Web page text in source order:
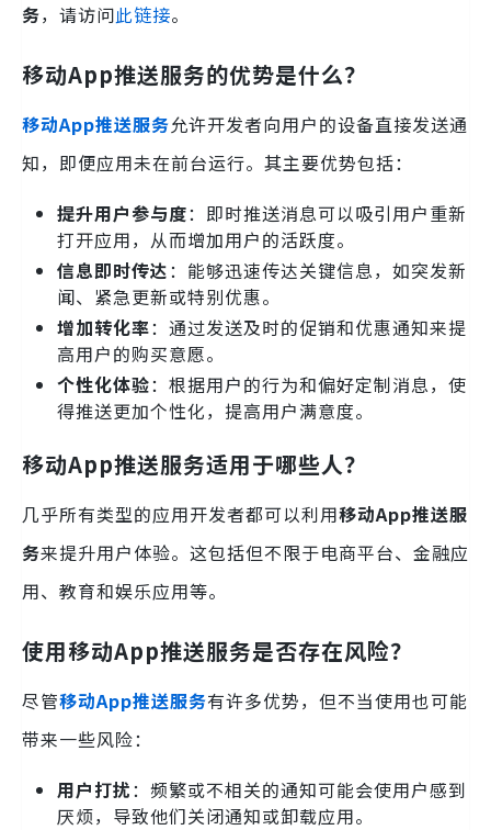
务，请访问此链接。
移动App推送服务的优势是什么？
移动App推送服务允许开发者向用户的设备直接发送通
知，即便应用未在前台运行。其主要优势包括：
提升用户参与度：即时推送消息可以吸引用户重新
打开应用，从而增加用户的活跃度。
信息即时传达：能够迅速传达关键信息，如突发新
闻、紧急更新或特别优惠。
增加转化率：通过发送及时的促销和优惠通知来提
高用户的购买意愿。
个性化体验：根据用户的行为和偏好定制消息，使
得推送更加个性化，提高用户满意度。
移动App推送服务适用于哪些人？
几乎所有类型的应用开发者都可以利用移动App推送服
务来提升用户体验。这包括但不限于电商平台、金融应
用、教育和娱乐应用等。
使用移动App推送服务是否存在风险？
尽管移动App推送服务有许多优势，但不当使用也可能
带来一些风险：
用户打扰：频繁或不相关的通知可能会使用户感到
厌烦，导致他们关闭通知或卸载应用。